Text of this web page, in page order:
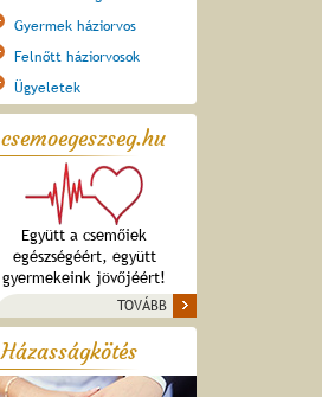
Gyermek háziorvos
Felnőtt háziorvosok
Ügyeletek
csemoegeszseg.hu
Együtt a csemőiek
egészségéért, együtt
gyermekeink jövőjéért!
TOVÁBB
Házasságkötés